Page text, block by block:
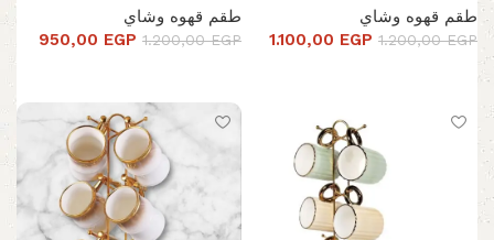
طقم قهوه وشاي
1.200,00EGP
1.100,00 EGP
طقم قهوه وشاي
1.200,00EGP
950,00 EGP